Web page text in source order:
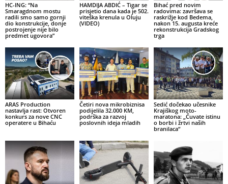
HC-ING: “Na
Smaragdnom mostu
radili smo samo gornji
dio konstrukcije, donje
postrojenje nije bilo
predmet ugovora”
HAMDIJA ABDIĆ – Tigar se
prisjetio dana kada je 502.
viteška krenula u Oluju
(VIDEO)
Bihać pred novim
radovima: završava se
raskrižje kod Bedema,
nakon 15. augusta kreće
rekonstrukcija Gradskog
trga
ARAS Production
nastavlja rast: Otvoren
konkurs za nove CNC
operatere u Bihaću
Četiri nova mikrobiznisa
podijelila 32.000 KM,
podrška za razvoj
poslovnih ideja mladih
Sedić dočekao učesnike
Krajiškog moto-
maratona: „Čuvate istinu
o borbi i žrtvi naših
branilaca“